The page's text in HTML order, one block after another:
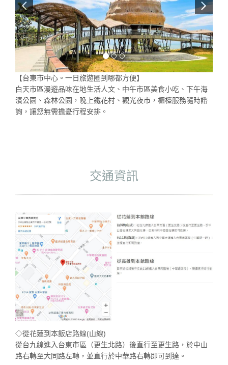
【台東市中心。一日旅遊圈到哪都方便】
白天市區漫遊品味在地生活人文、中午市區美食小吃、下午海
濱公園、森林公園，晚上鐵花村、觀光夜市，櫃檯服務隨時諮
詢，讓您無需擔憂行程安排。
交通資訊
◇從花蓮到本飯店路線(山線)
從台九線進入台東市區（更生北路）後直行至更生路，於中山
路右轉至大同路左轉，並直行於中華路右轉即可到達。